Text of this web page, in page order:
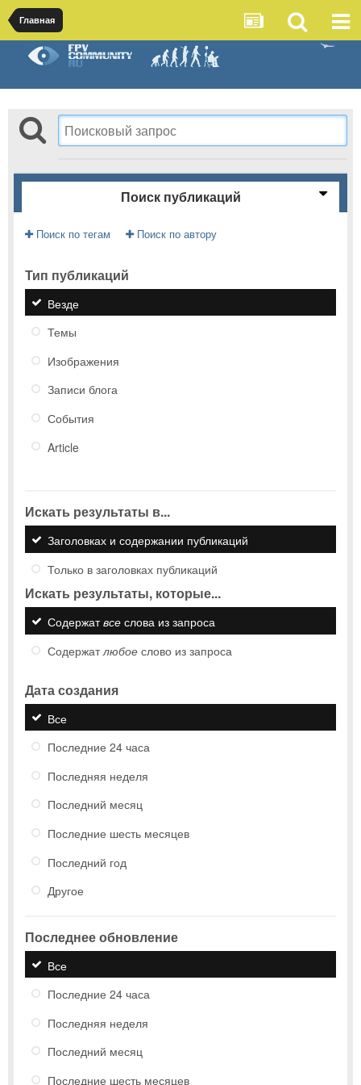
Главная
Поиск публикаций
Поиск по тегам Поиск по автору
Тип публикаций
Везде
Темы
Изображения
Записи блога
События
Article
Искать результаты в...
Заголовках и содержании публикаций
Только в заголовках публикаций
Искать результаты, которые...
Содержатвсе слова из запроса
Содержатлюбое слово из запроса
Дата создания
Все
Последние 24 часа
Последняя неделя
Последний месяц
Последние шесть месяцев
Последний год
Другое
Последнее обновление
Все
Последние 24 часа
Последняя неделя
Последний месяц
Последние шесть месяцев